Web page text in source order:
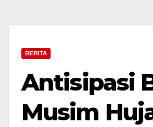
BERITA
Antisipasi
Musim